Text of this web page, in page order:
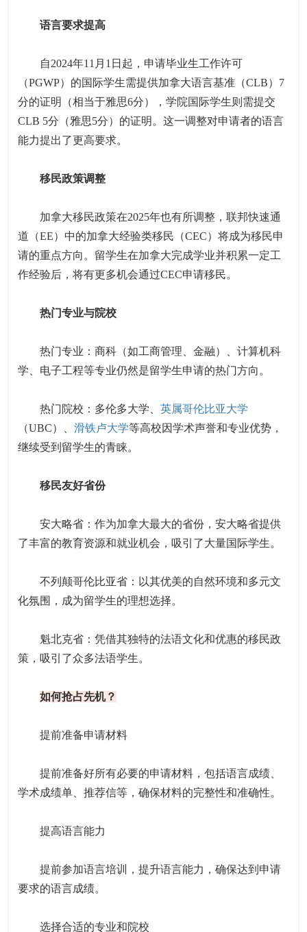
语言要求提高
自2024年11月1日起，申请毕业生工作许可
（PGWP）的国际学生需提供加拿大语言基准（CLB）7
分的证明（相当于雅思6分），学院国际学生则需提交
CLB 5分（雅思5分）的证明。这一调整对申请者的语言
能力提出了更高要求。
移民政策调整
加拿大移民政策在2025年也有所调整，联邦快速通
道（EE）中的加拿大经验类移民（CEC）将成为移民申
请的重点方向。留学生在加拿大完成学业并积累一定工
作经验后，将有更多机会通过CEC申请移民。
热门专业与院校
热门专业：商科（如工商管理、金融）、计算机科
学、电子工程等专业仍然是留学生申请的热门方向。
热门院校：多伦多大学、英属哥伦比亚大学
（UBC）、滑铁卢大学等高校因学术声誉和专业优势，
继续受到留学生的青睐。
移民友好省份
安大略省：作为加拿大最大的省份，安大略省提供
了丰富的教育资源和就业机会，吸引了大量国际学生。
不列颠哥伦比亚省：以其优美的自然环境和多元文
化氛围，成为留学生的理想选择。
魁北克省：凭借其独特的法语文化和优惠的移民政
策，吸引了众多法语学生。
如何抢占先机？
提前准备申请材料
提前准备好所有必要的申请材料，包括语言成绩、
学术成绩单、推荐信等，确保材料的完整性和准确性。
提高语言能力
提前参加语言培训，提升语言能力，确保达到申请
要求的语言成绩。
选择合适的专业和院校